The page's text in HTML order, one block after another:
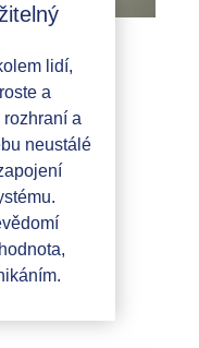
lidí,
a
a
neustálé